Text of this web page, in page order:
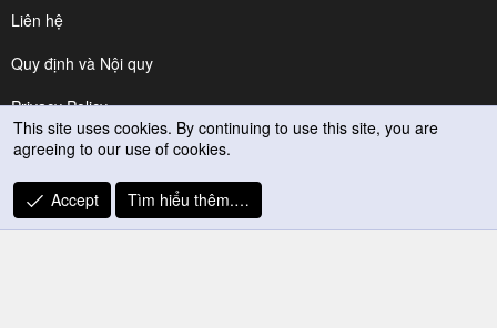
Liên hệ
Quy định và Nội quy
Privacy Policy
Trợ giúp
R
S
This site uses cookies. By continuing to use this site, you are
agreeing to our use of cookies.
Accept Tìm hiểu thêm.…